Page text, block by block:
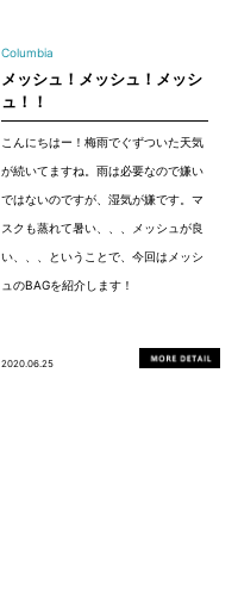
Columbia
メッシュ！メッシュ！メッシ
ュ！！
こんにちはー！梅雨でぐずついた天気
が続いてますね。雨は必要なので嫌い
ではないのですが、湿気が嫌です。マ
スクも蒸れて暑い、、、メッシュが良
い、、、ということで、今回はメッシ
ュのBAGを紹介します！
2020.06.25